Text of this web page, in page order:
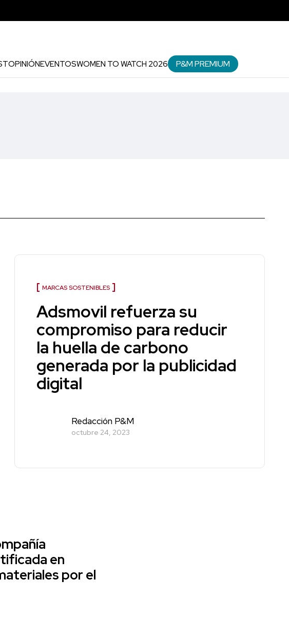
OPINIÓNEVENTOSWOMEN TO WATCH 2026 P&M PREMIUM
MARCAS SOSTENIBLES
Adsmovil refuerza su
compromiso para reducir
la huella de carbono
generada por la publicidad
digital
Redacción P&M
octubre 24, 2023
en
por el